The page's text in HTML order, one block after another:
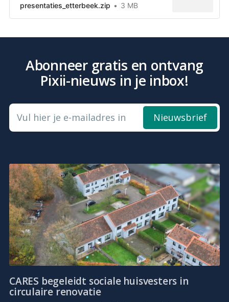
presentaties_etterbeek.zip 3 MB
Abonneer gratis en ontvang
Pixii-nieuws in je inbox!
Vul hier je e-mailadres in Nieuwsbrief
CARES begeleidt sociale huisvesters in
circulaire renovatie